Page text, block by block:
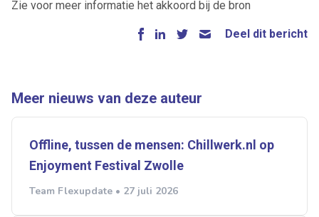
Zie voor meer informatie het akkoord bij de bron
Deel dit bericht
Meer nieuws van deze auteur
Offline, tussen de mensen: Chillwerk.nl op
Enjoyment Festival Zwolle
Team Flexupdate • 27 juli 2026